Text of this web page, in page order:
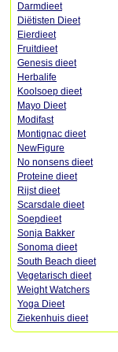
Darmdieet
Diëtisten Dieet
Eierdieet
Fruitdieet
Genesis dieet
Herbalife
Koolsoep dieet
Mayo Dieet
Modifast
Montignac dieet
NewFigure
No nonsens dieet
Proteine dieet
Rijst dieet
Scarsdale dieet
Soepdieet
Sonja Bakker
Sonoma dieet
South Beach dieet
Vegetarisch dieet
Weight Watchers
Yoga Dieet
Ziekenhuis dieet